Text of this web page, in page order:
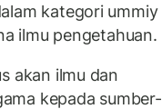
kategori ummiy
ilmu pengetahuan.
akan ilmu dan
kepada sumber-